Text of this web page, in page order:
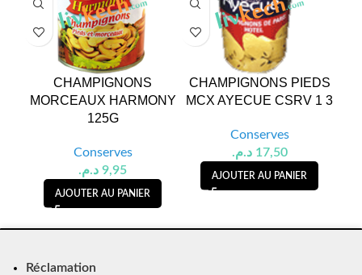
CHAMPIGNONS
MORCEAUX HARMONY
125G
Conserves
9,95 د.م.
AJOUTER AU PANIER
CHAMPIGNONS PIEDS
MCX AYECUE CSRV 1 3
Conserves
17,50 د.م.
AJOUTER AU PANIER
Réclamation